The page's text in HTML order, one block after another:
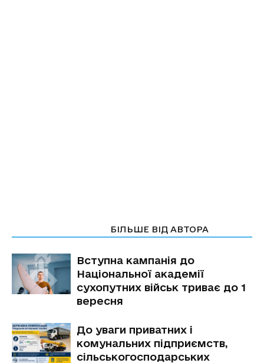
БІЛЬШЕ ВІД АВТОРА
Вступна кампанія до
Національної академії
сухопутних військ триває до 1
вересня
До уваги приватних і
комунальних підприємств,
сільськогосподарських